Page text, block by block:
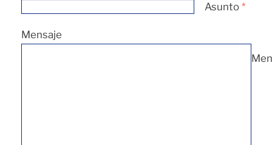
Asunto *
Mensaje